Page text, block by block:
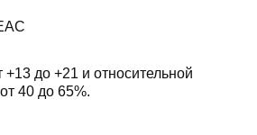
до +21 и относительной
40 до 65%.